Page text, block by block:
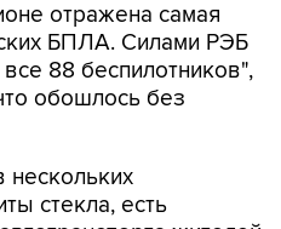
отражена самая
БПЛА. Силами РЭБ
88 беспилотников",
обошлось без
нескольких
стекла, есть